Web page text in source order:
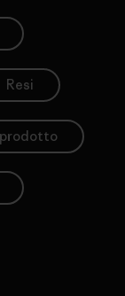
Resi